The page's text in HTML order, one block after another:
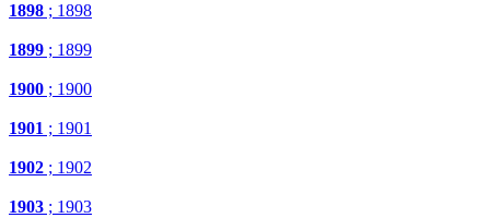
1898 ; 1898
1899 ; 1899
1900 ; 1900
1901 ; 1901
1902 ; 1902
1903 ; 1903